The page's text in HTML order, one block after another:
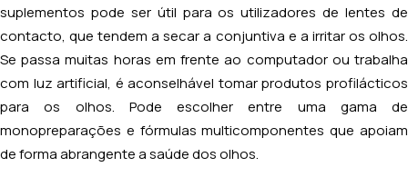
suplementos pode ser útil para os utilizadores de lentes de
contacto, que tendem a secar a conjuntiva e a irritar os olhos.
Se passa muitas horas em frente ao computador ou trabalha
com luz artificial, é aconselhável tomar produtos profilácticos
para os olhos. Pode escolher entre uma gama de
monopreparações e fórmulas multicomponentes que apoiam
de forma abrangente a saúde dos olhos.